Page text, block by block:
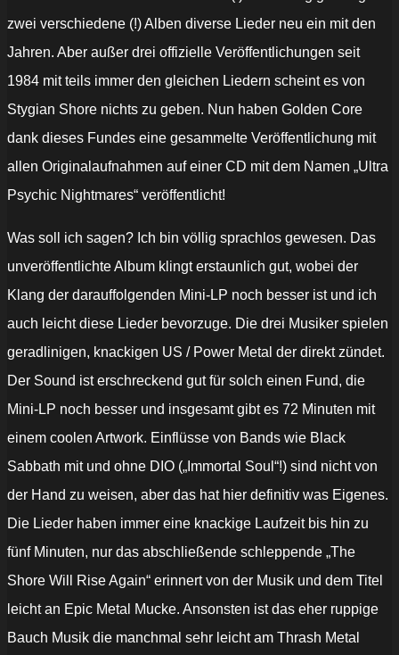
zwei verschiedene (!) Alben diverse Lieder neu ein mit den
Jahren. Aber außer drei offizielle Veröffentlichungen seit
1984 mit teils immer den gleichen Liedern scheint es von
Stygian Shore nichts zu geben. Nun haben Golden Core
dank dieses Fundes eine gesammelte Veröffentlichung mit
allen Originalaufnahmen auf einer CD mit dem Namen „Ultra
Psychic Nightmares“ veröffentlicht!
Was soll ich sagen? Ich bin völlig sprachlos gewesen. Das
unveröffentlichte Album klingt erstaunlich gut, wobei der
Klang der darauffolgenden Mini-LP noch besser ist und ich
auch leicht diese Lieder bevorzuge. Die drei Musiker spielen
geradlinigen, knackigen US / Power Metal der direkt zündet.
Der Sound ist erschreckend gut für solch einen Fund, die
Mini-LP noch besser und insgesamt gibt es 72 Minuten mit
einem coolen Artwork. Einflüsse von Bands wie Black
Sabbath mit und ohne DIO („Immortal Soul“!) sind nicht von
der Hand zu weisen, aber das hat hier definitiv was Eigenes.
Die Lieder haben immer eine knackige Laufzeit bis hin zu
fünf Minuten, nur das abschließende schleppende „The
Shore Will Rise Again“ erinnert von der Musik und dem Titel
leicht an Epic Metal Mucke. Ansonsten ist das eher ruppige
Bauch Musik die manchmal sehr leicht am Thrash Metal